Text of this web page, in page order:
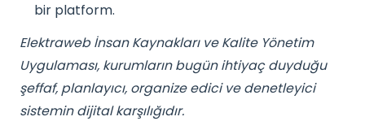
bir platform.
Elektraweb İnsan Kaynakları ve Kalite Yönetim
Uygulaması, kurumların bugün ihtiyaç duyduğu
şeffaf, planlayıcı, organize edici ve denetleyici
sistemin dijital karşılığıdır.